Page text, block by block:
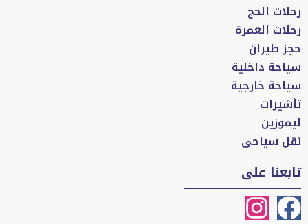
رحلات الحج
رحلات العمرة
حجز طيران
سياحة داخلية
سياحة خارجية
تأشيرات
ليموزين
نقل سياحى
تابعنا على